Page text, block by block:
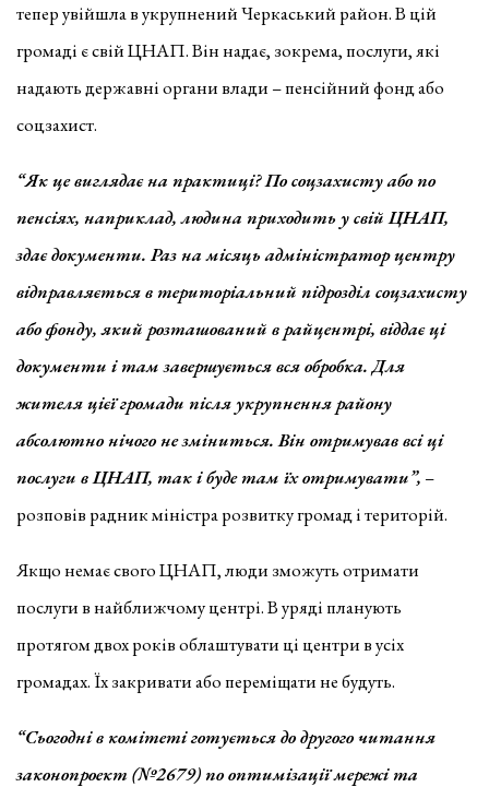
тепер увійшла в укрупнений Черкаський район. В цій
громаді є свій ЦНАП. Він надає, зокрема, послуги, які
надають державні органи влади – пенсійний фонд або
соцзахист.
“Як це виглядає на практиці? По соцзахисту або по
пенсіях, наприклад, людина приходить у свій ЦНАП,
здає документи. Раз на місяць адміністратор центру
відправляється в територіальний підрозділ соцзахисту
або фонду, який розташований в райцентрі, віддає ці
документи і там завершується вся обробка. Для
жителя цієї громади після укрупнення району
абсолютно нічого не зміниться. Він отримував всі ці
послуги в ЦНАП, так і буде там їх отримувати”, –
розповів радник міністра розвитку громад і територій.
Якщо немає свого ЦНАП, люди зможуть отримати
послуги в найближчому центрі. В уряді планують
протягом двох років облаштувати ці центри в усіх
громадах. Їх закривати або переміщати не будуть.
“Сьогодні в комітеті готується до другого читання
законопроект (№2679) по оптимізації мережі та